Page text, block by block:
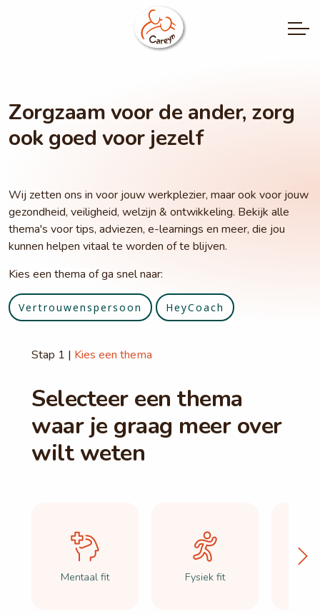
Zorgzaam voor de ander, zorg
ook goed voor jezelf
Wij zetten ons in voor jouw werkplezier, maar ook voor jouw
gezondheid, veiligheid, welzijn & ontwikkeling. Bekijk alle
thema's voor tips, adviezen, e-learnings en meer, die jou
kunnen helpen vitaal te worden of te blijven.
Kies een thema of ga snel naar:
Vertrouwenspersoon HeyCoach
Stap 1 | Kies een thema
Selecteer een thema
waar je graag meer over
wilt weten
Mentaal fit Fysiek fit